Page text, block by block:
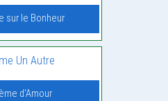
sur le Bonheur
Un Autre
d'Amour